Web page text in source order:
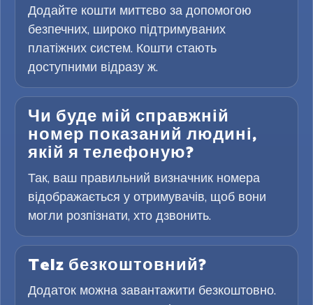
Додайте кошти миттєво за допомогою
безпечних, широко підтримуваних
платіжних систем. Кошти стають
доступними відразу ж.
Чи буде мій справжній
номер показаний людині,
якій я телефоную?
Так, ваш правильний визначник номера
відображається у отримувачів, щоб вони
могли розпізнати, хто дзвонить.
Telz безкоштовний?
Додаток можна завантажити безкоштовно.